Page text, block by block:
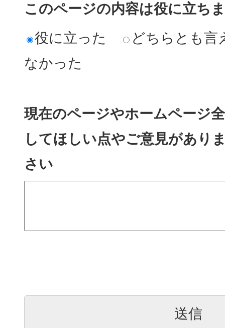
このページの内容は役に立ち
役に立った
どちらとも言
なかった
現在のページやホームページ
してほしい点やご意見があり
さい